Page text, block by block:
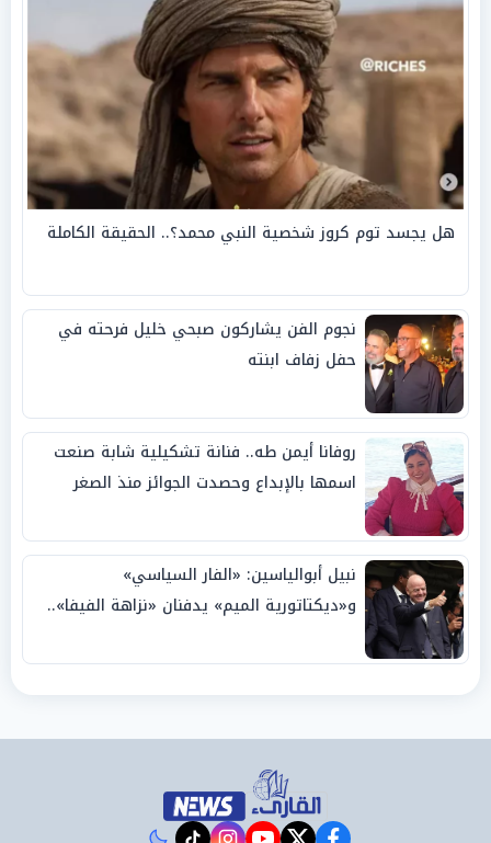
هل يجسد توم كروز شخصية النبي محمد؟.. الحقيقة الكاملة
نجوم الفن يشاركون صبحي خليل فرحته في
حفل زفاف ابنته
روفانا أيمن طه.. فنانة تشكيلية شابة صنعت
اسمها بالإبداع وحصدت الجوائز منذ الصغر
نبيل أبوالياسين: «الفار السياسي»
و«ديكتاتورية الميم» يدفنان «نزاهة الفيفا»..